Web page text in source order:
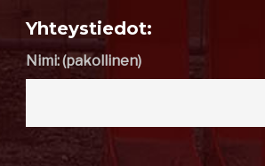
Yhteystiedot:
Nimi: (pakollinen)